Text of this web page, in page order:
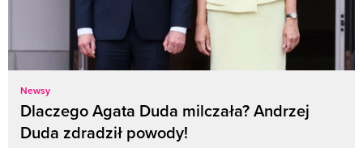
Newsy
Dlaczego Agata Duda milczała? Andrzej
Duda zdradził powody!